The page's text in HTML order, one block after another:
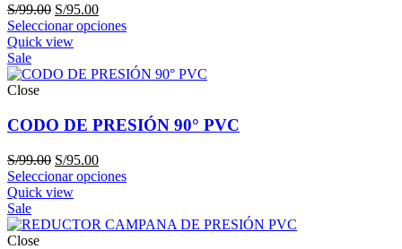
S/99.00 El
precio
original
S/99.00.
S/95.00El
precio
S/95.00.
Seleccionar opciones
Quick view
Sale
Close
CODO DE PRESIÓN 90° PVC
S/99.00 El
precio
original
S/99.00.
S/95.00El
precio
S/95.00.
Seleccionar opciones
Quick view
Sale
Close